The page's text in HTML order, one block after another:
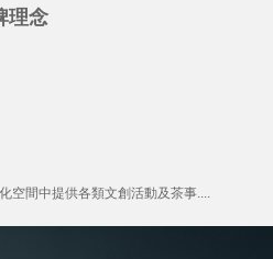
理念
空間中提供各類文創活動及茶事....